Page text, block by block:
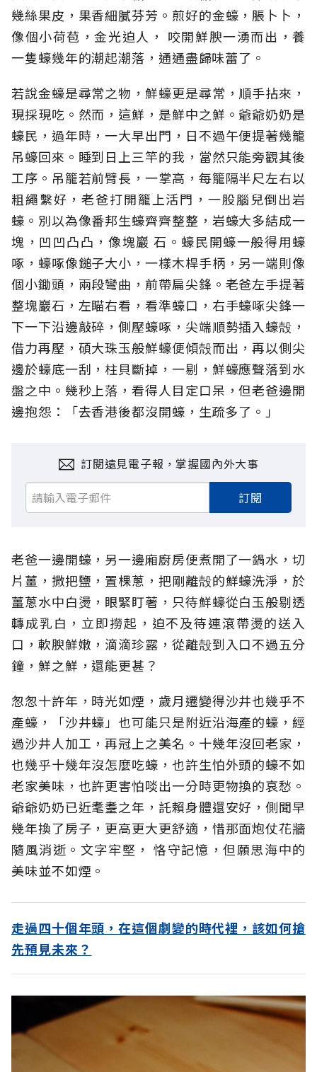
幾絲果皮，果香細膩芬芳。煎好的金蠔，脹卜卜，
像個小荷苞，金光迫人， 咬開鮮腴一湧而出，養
一隻蠔幾年的潮起潮落，通通盡歸味蕾了。
若說金蠔是尋常之物，鮮蠔更是尋常，順手拈來，
現採現吃。然而，這鮮，是鮮中之鮮。爺爺奶奶是
蠔民，過年時，一大早出門，日不過午便提著幾籠
吊蠔回來。睡到日上三竿的我，當然只能旁觀其後
工序。吊籠若前臂長，一掌高，每籠隔半尺左右以
粗繩繫好，老爸打開籠上活門，一股腦兒倒出岩
蠔。別以為像番邦生蠔齊齊整整，岩蠔大多結成一
塊，凹凹凸凸，像塊巖 石。蠔民開蠔一般得用蠔
啄，蠔啄像鎚子大小，一樣木桿手柄，另一端則像
個小鋤頭，兩段彎曲，前帶扁尖鋒。老爸左手提著
整塊巖石，左瞄右看，看準蠔口，右手蠔啄尖鋒一
下一下沿邊敲碎，側壓蠔啄，尖端順勢插入蠔殻，
借力再壓，碩大珠玉般鮮蠔便傾殻而出，再以側尖
邊於蠔底一刮，柱貝斷掉，一剔，鮮蠔應聲落到水
盤之中。幾秒上落，看得人目定口呆，但老爸邊開
邊抱怨：「去香港後都沒開蠔，生疏多了。」
訂閱遠見電子報，掌握國內外大事
訂閱
老爸一邊開蠔，另一邊廂廚房便煮開了一鍋水，切
片薑，撒把鹽，置棵蔥，把剛離殻的鮮蠔洗淨，於
薑蔥水中白燙，眼緊盯著，只待鮮蠔從白玉般剔透
轉成乳白，立即撈起，迫不及待連滾帶燙的送入
口，軟腴鮮嫩，滴滴珍露，從離殻到入口不過五分
鐘，鮮之鮮，還能更甚？
怱怱十許年，時光如煙，歲月遷變得沙井也幾乎不
產蠔，「沙井蠔」也可能只是附近沿海產的蠔，經
過沙井人加工，再冠上之美名。十幾年沒回老家，
也幾乎十幾年沒怎麼吃蠔，也許生怕外頭的蠔不如
老家美味，也許更害怕啖出一分時更物換的哀愁。
爺爺奶奶已近耄耋之年，託賴身體還安好，側聞早
幾年換了房子，更高更大更舒適，惜那面炮仗花牆
隨風消逝。文字牢堅， 恪守記憶，但願思海中的
美味並不如煙。
走過四十個年頭，在這個劇變的時代裡，該如何搶
先預見未來？